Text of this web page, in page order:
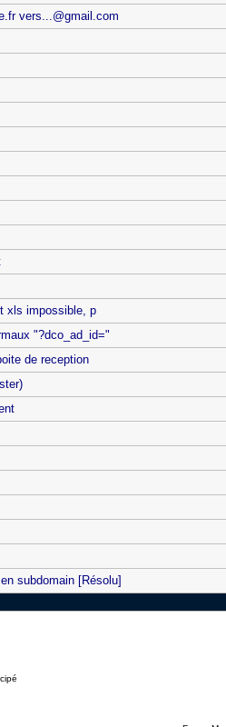
vers...@gmail.com
xls impossible, p
"?dco_ad_id="
de reception
subdomain [Résolu]